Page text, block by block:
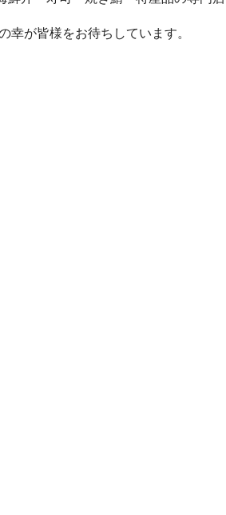
が皆様をお待ちしています。